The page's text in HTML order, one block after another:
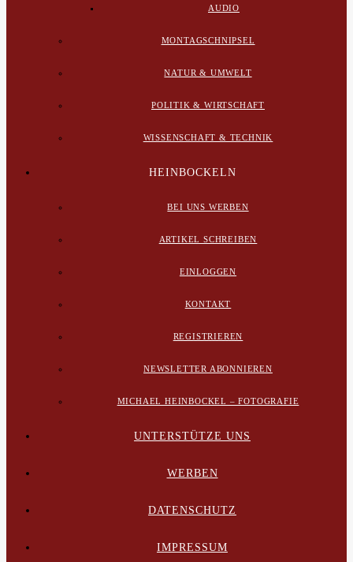
AUDIO
MONTAGSCHNIPSEL
NATUR & UMWELT
POLITIK & WIRTSCHAFT
WISSENSCHAFT & TECHNIK
HEINBOCKELN
BEI UNS WERBEN
ARTIKEL SCHREIBEN
EINLOGGEN
KONTAKT
REGISTRIEREN
NEWSLETTER ABONNIEREN
MICHAEL HEINBOCKEL – FOTOGRAFIE
UNTERSTÜTZE UNS
WERBEN
DATENSCHUTZ
IMPRESSUM